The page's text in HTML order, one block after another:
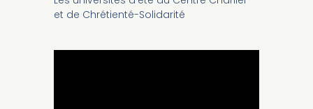
et de Chrétienté-Solidarité